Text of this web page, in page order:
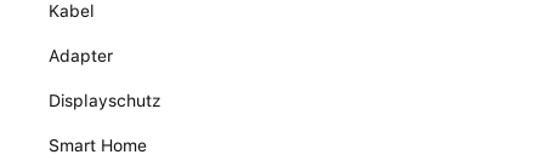
Kabel
Adapter
Displayschutz
Smart Home